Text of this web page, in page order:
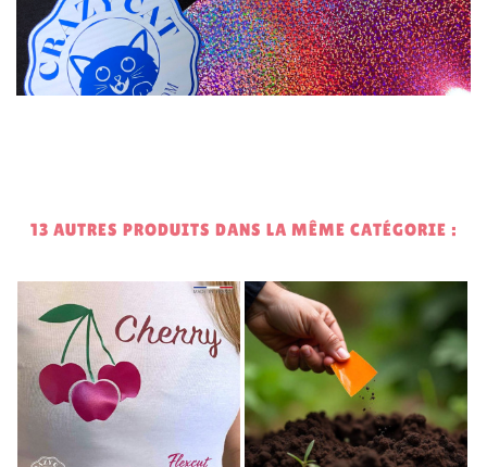
13 AUTRES PRODUITS DANS LA MÊME CATÉGORIE :